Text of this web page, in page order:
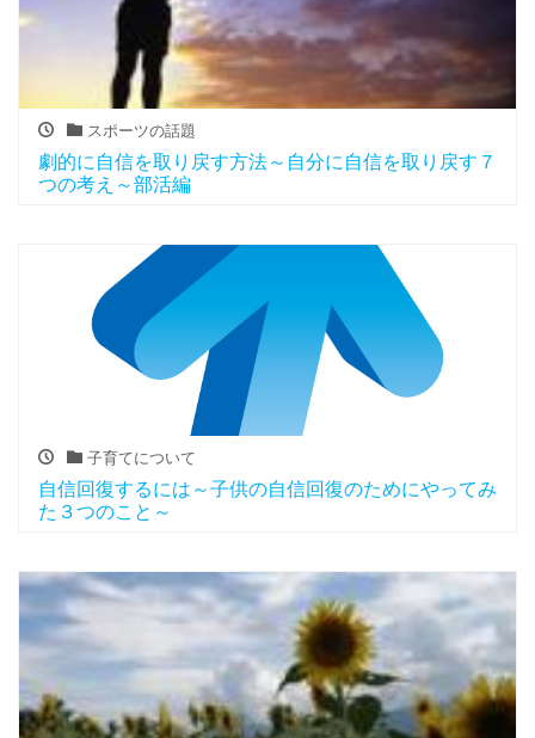
スポーツの話題
劇的に自信を取り戻す方法～自分に自信を取り戻す７
つの考え～部活編
子育てについて
自信回復するには～子供の自信回復のためにやってみ
た３つのこと～